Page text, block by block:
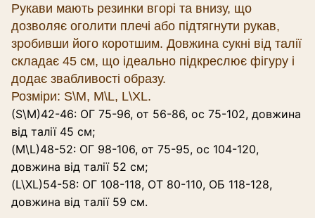
Рукави мають резинки вгорі та внизу, що
дозволяє оголити плечі або підтягнути рукав,
зробивши його коротшим. Довжина сукні від талії
складає 45 см, що ідеально підкреслює фігуру і
додає звабливості образу.
Розміри: S\M, M\L, L\XL.
(S\M)42-46: ОГ 75-96, от 56-86, ос 75-102, довжина
від талії 45 см;
(M\L)48-52: ОГ 98-106, от 75-95, ос 104-120,
довжина від талії 52 см;
(L\XL)54-58: ОГ 108-118, ОТ 80-110, ОБ 118-128,
довжина від талії 59 см.